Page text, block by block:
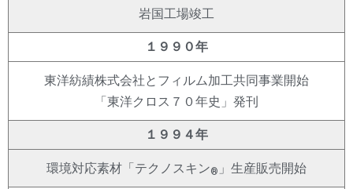
岩国工場竣工
１９９０年
東洋紡績株式会社とフィルム加工共同事業開始
「東洋クロス７０年史」発刊
１９９４年
環境対応素材「テクノスキン® 」生産販売開始